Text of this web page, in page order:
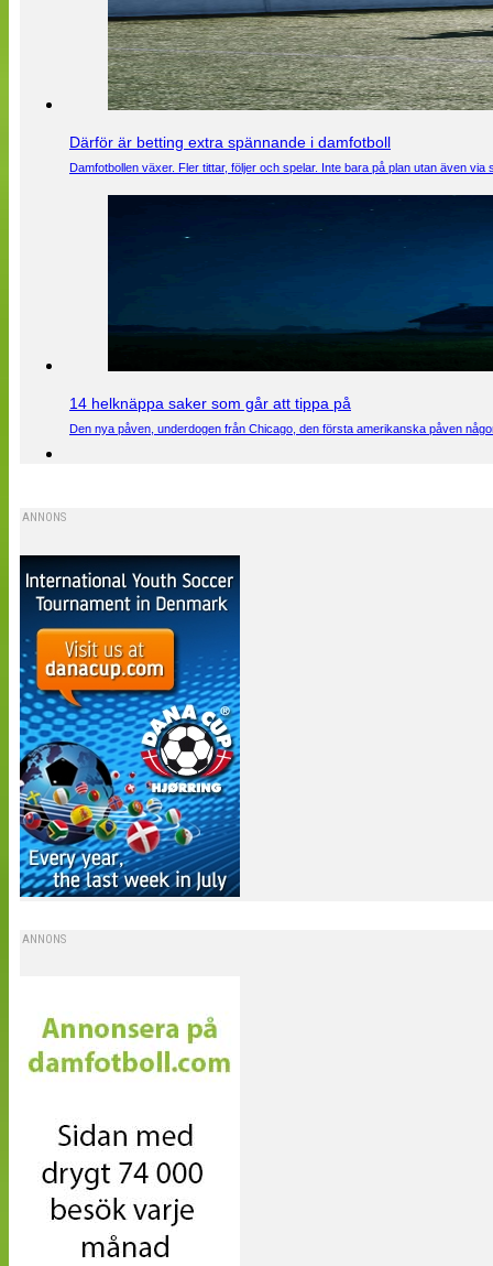
Därför är betting extra spännande i damfotboll
Damfotbollen växer. Fler tittar, följer och spelar. Inte bara på plan utan även
14 helknäppa saker som går att tippa på
Den nya påven, underdogen från Chicago, den första amerikanska påven
ANNONS
ANNONS